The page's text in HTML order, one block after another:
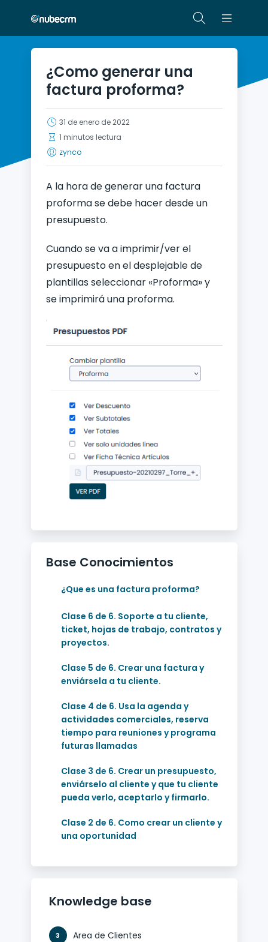
Knowledge base
Area de Clientes
3
¿Como generar una
factura proforma?
31 de enero de 2022
1 minutos lectura
zynco
A la hora de generar una factura
proforma se debe hacer desde un
presupuesto.
Cuando se va a imprimir/ver el
presupuesto en el desplejable de
plantillas seleccionar «Proforma» y
se imprimirá una proforma.
Base Conocimientos
¿Que es una factura proforma?
Clase 6 de 6. Soporte a tu cliente,
ticket, hojas de trabajo, contratos y
proyectos.
Clase 5 de 6. Crear una factura y
enviársela a tu cliente.
Clase 4 de 6. Usa la agenda y
actividades comerciales, reserva
tiempo para reuniones y programa
futuras llamadas
Clase 3 de 6. Crear un presupuesto,
enviárselo al cliente y que tu cliente
pueda verlo, aceptarlo y firmarlo.
Clase 2 de 6. Como crear un cliente y
una oportunidad